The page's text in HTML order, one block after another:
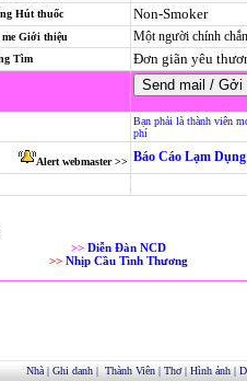
Hút thuốc Non-Smoker
me Giới thiệu Một người chính
Tìm Đơn giãn yêu
Bạn phải là thành viên
phí
Alert webmaster >> Báo Cáo Lạm
>> Diễn Đàn NCD
>> Nhịp Cầu Tình Thương
Nhà| Ghi danh| Thành Viên| Thơ| Hình ảnh|